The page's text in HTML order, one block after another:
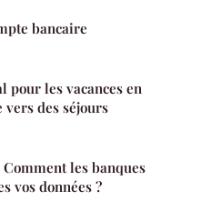
bancaire
pour les vacances en
des séjours
les banques
vos données ?